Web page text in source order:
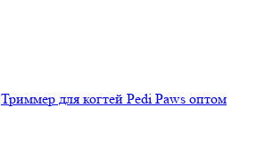
Триммер для когтей Pedi Paws оптом